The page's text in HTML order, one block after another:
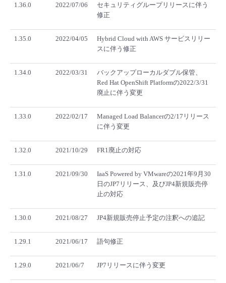
1.36.0 2022/07/06
セキュリティグループリリースに伴う
修正
1.35.0 2022/04/05
Hybrid Cloud with AWS サービスリリー
スに伴う修正
1.34.0 2022/03/31
バックアップローカルダブル保管、
Red Hat OpenShift Platformの2022/3/31
廃止に伴う変更
1.33.0 2022/02/17
Managed Load Balancerの2/17リリース
に伴う変更
1.32.0 2021/10/29 FR1廃止の対応
1.31.0 2021/09/30
IaaS Powered by VMwareの2021年9月30
日のJP7リリース、及びJP4新規販売停
止の対応
1.30.0 2021/08/27 JP4新規販売停止予定の注釈への追記
1.29.1 2021/06/17 語句修正
1.29.0 2021/06/7 JP7リリースに伴う変更